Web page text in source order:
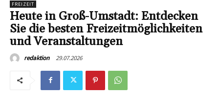
FREIZEIT
Heute in Groß-Umstadt: Entdecken
Sie die besten Freizeitmöglichkeiten
und Veranstaltungen
redaktion 29.07.2026